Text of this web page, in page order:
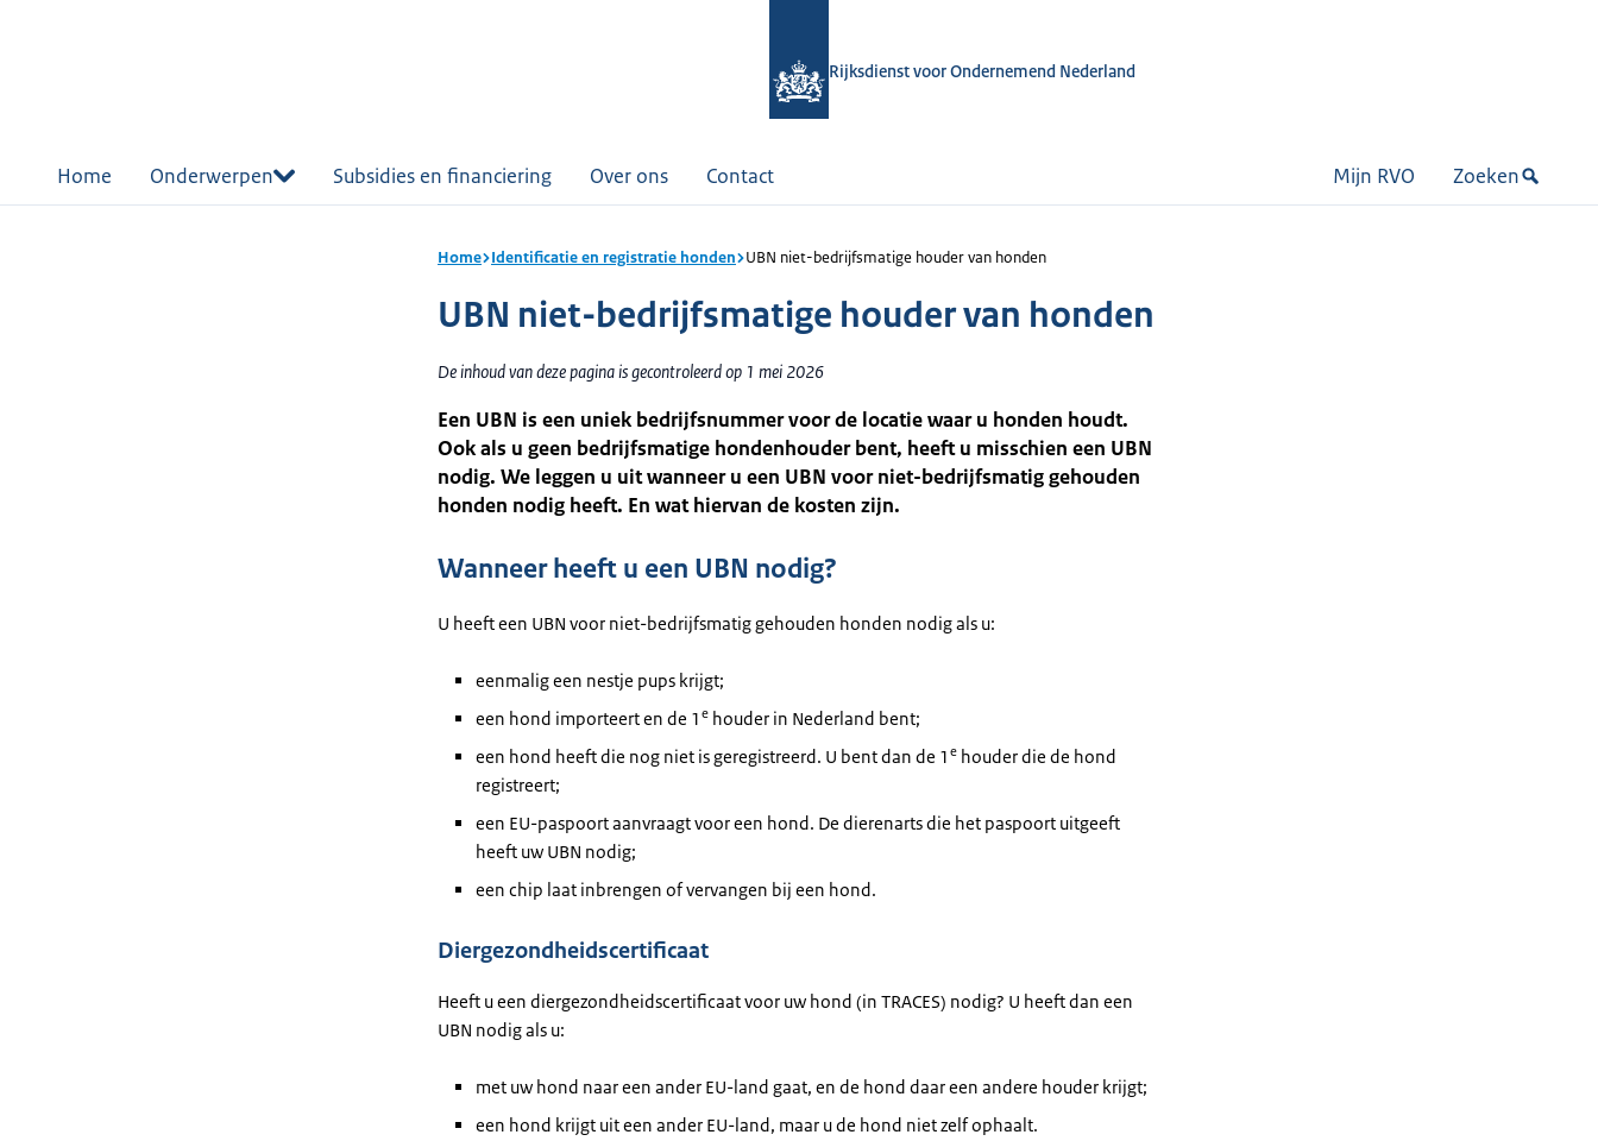
Rijksdienst voor Ondernemend Nederland
Home Onderwerpen Subsidies en financiering Over ons Contact Mijn RVO Zoeken
Home Identificatie en registratie honden UBN niet-bedrijfsmatige houder van honden
UBN niet-bedrijfsmatige houder van honden
De inhoud van deze pagina is gecontroleerd op 1 mei 2026
Een UBN is een uniek bedrijfsnummer voor de locatie waar u honden houdt.
Ook als u geen bedrijfsmatige hondenhouder bent, heeft u misschien een UBN
nodig. We leggen u uit wanneer u een UBN voor niet-bedrijfsmatig gehouden
honden nodig heeft. En wat hiervan de kosten zijn.
Wanneer heeft u een UBN nodig?
U heeft een UBN voor niet-bedrijfsmatig gehouden honden nodig als u:
eenmalig een nestje pups krijgt;
een hond importeert en de 1 e houder in Nederland bent;
een hond heeft die nog niet is geregistreerd. U bent dan de 1 e houder die de hond
registreert;
een EU-paspoort aanvraagt voor een hond. De dierenarts die het paspoort uitgeeft
heeft uw UBN nodig;
een chip laat inbrengen of vervangen bij een hond.
Diergezondheidscertificaat
Heeft u een diergezondheidscertificaat voor uw hond (in TRACES) nodig? U heeft dan een
UBN nodig als u:
met uw hond naar een ander EU-land gaat, en de hond daar een andere houder krijgt;
een hond krijgt uit een ander EU-land, maar u de hond niet zelf ophaalt.